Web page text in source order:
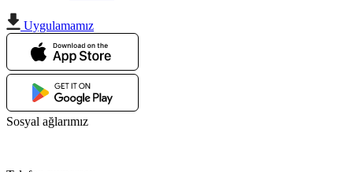
Uygulamamız
Sosyal ağlarımız